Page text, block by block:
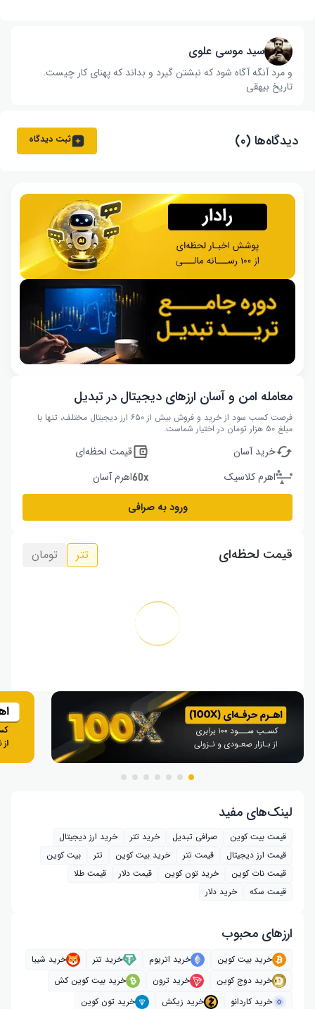
سید موسی علوی
و مرد آنگه آگاه شود که نبشتن گیرد و بداند که پهنای کار چیست‌.
تاریخ بیهقی
دیدگاه‌ها (۰) ثبت دیدگاه
معامله امن و آسان ارزهای دیجیتال در تبدیل
فرصت کسب سود از خرید و فروش بیش از ۶۵۰ ارز دیجیتال مختلف، تنها با
مبلغ ۵۰ هزار تومان در اختیار شماست.
خرید آسان
قیمت لحظه‌ای
اهرم کلاسیک
اهرم آسان
ورود به صرافی
قیمت لحظه‌ای تتر تومان
لینک‌های مفید
قیمت بیت کوین صرافی تبدیل خرید تتر
خرید ارز دیجیتال
قیمت ارز دیجیتال
قیمت تتر خرید بیت‌ کوین تتر
بیت کوین
قیمت نات کوین
خرید تون کوین قیمت دلار
قیمت طلا
قیمت سکه
خرید دلار
ارز‌های محبوب
خرید بیت کوین خرید اتریوم خرید تتر
خرید شیبا
خرید دوج کوین
خرید ترون
خرید بیت کوین کش
خرید کاردانو
خرید زیکش
خرید تون کوین